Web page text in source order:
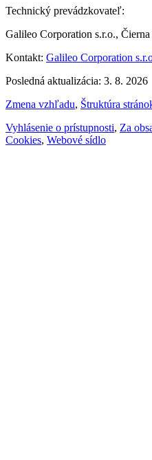
Technický prevádzkovateľ:
Galileo Corporation s.r.o.,
Kontakt: Galileo Corporation
Posledná aktualizácia: 3. 8. 2026
Zmena vzhľadu, Štruktúra
Vyhlásenie o prístupnosti, Za
Cookies, Webové sídlo